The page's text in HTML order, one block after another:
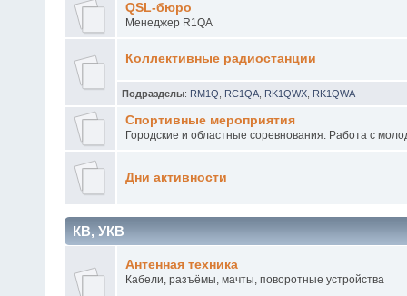
QSL-бюро
Менеджер R1QA
Коллективные радиостанции
Подразделы: RM1Q RC1QA RK1QWX RK1QWA
Спортивные мероприятия
Городские и областные соревнования. Работа с
Дни активности
КВ, УКВ
Антенная техника
Кабели, разъёмы, мачты, поворотные устройства